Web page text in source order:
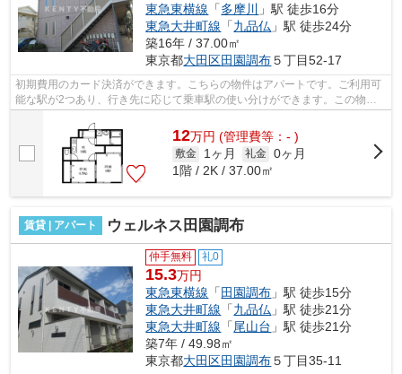
東急東横線 「多摩川
」駅 徒歩16分
東急大井町線 「九品仏 」駅 徒歩24分
築16年 / 37.00㎡
東京都大田区田園調布５丁目52-17
初期費用のカード決済ができます。こちらの物件はアパートです。ご利用可
能な駅が2つあり、行き先に応じて乗車駅の使い分けができます。この物件
は、駅まで徒歩13分に立地しています。...
12万円 (管理費等：- )
敷金 1ヶ月 礼金 0ヶ月
1階 / 2K / 37.00㎡
賃貸 | アパート ウェルネス田園調布
仲手無料 礼0
15.3万円
東急東横線 「 田園調布 」駅 徒歩15分
東急大井町線 「九品仏 」駅 徒歩21分
東急大井町線 「尾山台 」駅 徒歩21分
築7年 / 49.98㎡
東京都大田区田園調布５丁目35-11